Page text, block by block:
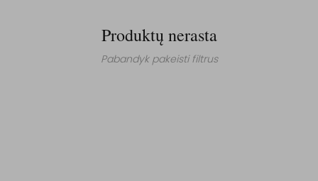
Produktų nerasta
Pabandyk pakeisti filtrus